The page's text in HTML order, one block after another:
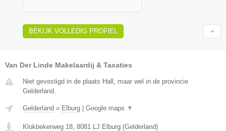
BEKIJK VOLLEDIG PROFIEL
Van Der Linde Makelaardij & Taxaties
Niet gevestigd in de plaats Hall, maar wel in de provincie
Gelderland.
Gelderland » Elburg | Google maps ▼
Klokbekerweg 18 8081 LJ Elburg (Gelderland)